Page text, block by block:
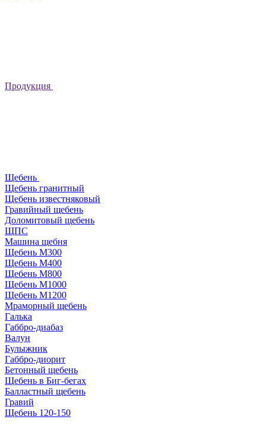
Продукция
Щебень
Щебень гранитный
Щебень известняковый
Гравийный щебень
Доломитовый щебень
ЩПС
Машина щебня
Щебень М300
Щебень М400
Щебень М800
Щебень М1000
Щебень М1200
Мраморный щебень
Галька
Габбро-диабаз
Валун
Булыжник
Габбро-диорит
Бетонный щебень
Щебень в Биг-бегах
Балластный щебень
Гравий
Щебень 120-150